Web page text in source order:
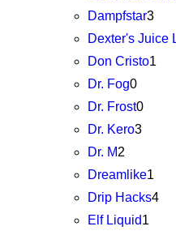
Dampfstar3
Dexter's Juice
Don Cristo1
Dr. Fog0
Dr. Frost0
Dr. Kero3
Dr. M2
Dreamlike1
Drip Hacks4
Elf Liquid1